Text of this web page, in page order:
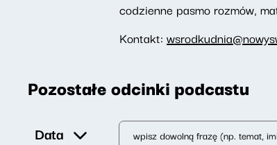
codzienne pasmo rozmów,
Kontakt:
Pozostałe odcinki podcastu
Data